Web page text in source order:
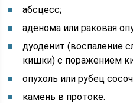
абсцесс;
аденома или раковая
дуоденит (воспаление
кишки) с поражением
опухоль или рубец
камень в протоке.